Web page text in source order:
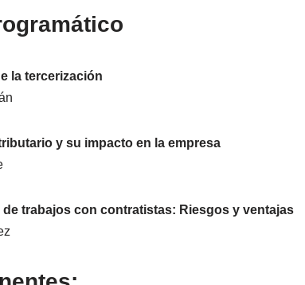
la tercerización
y su impacto en la empresa
de trabajos con contratistas: Riesgos y ventajas